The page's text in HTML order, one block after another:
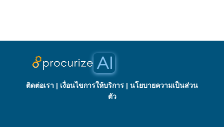
ติดต่อเรา | เงื่อนไขการให้บริการ | นโยบายความเป็นส่วน
ตัว